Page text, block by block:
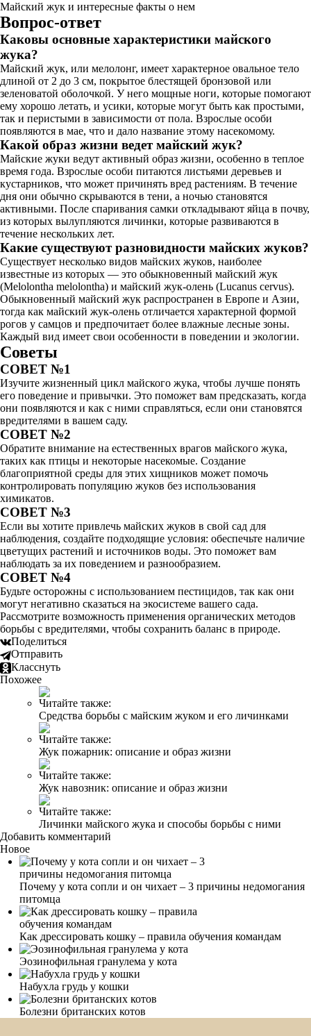
Майский жук и интересные факты о нем
Вопрос-ответ
Каковы основные характеристики майского
жука?
Майский жук, или мелолонг, имеет характерное овальное тело
длиной от 2 до 3 см, покрытое блестящей бронзовой или
зеленоватой оболочкой. У него мощные ноги, которые помогают
ему хорошо летать, и усики, которые могут быть как простыми,
так и перистыми в зависимости от пола. Взрослые особи
появляются в мае, что и дало название этому насекомому.
Какой образ жизни ведет майский жук?
Майские жуки ведут активный образ жизни, особенно в теплое
время года. Взрослые особи питаются листьями деревьев и
кустарников, что может причинять вред растениям. В течение
дня они обычно скрываются в тени, а ночью становятся
активными. После спаривания самки откладывают яйца в почву,
из которых вылупляются личинки, которые развиваются в
течение нескольких лет.
Какие существуют разновидности майских жуков?
Существует несколько видов майских жуков, наиболее
известные из которых — это обыкновенный майский жук
(Melolontha melolontha) и майский жук-олень (Lucanus cervus).
Обыкновенный майский жук распространен в Европе и Азии,
тогда как майский жук-олень отличается характерной формой
рогов у самцов и предпочитает более влажные лесные зоны.
Каждый вид имеет свои особенности в поведении и экологии.
Советы
СОВЕТ №1
Изучите жизненный цикл майского жука, чтобы лучше понять
его поведение и привычки. Это поможет вам предсказать, когда
они появляются и как с ними справляться, если они становятся
вредителями в вашем саду.
СОВЕТ №2
Обратите внимание на естественных врагов майского жука,
таких как птицы и некоторые насекомые. Создание
благоприятной среды для этих хищников может помочь
контролировать популяцию жуков без использования
химикатов.
СОВЕТ №3
Если вы хотите привлечь майских жуков в свой сад для
наблюдения, создайте подходящие условия: обеспечьте наличие
цветущих растений и источников воды. Это поможет вам
наблюдать за их поведением и разнообразием.
СОВЕТ №4
Будьте осторожны с использованием пестицидов, так как они
могут негативно сказаться на экосистеме вашего сада.
Рассмотрите возможность применения органических методов
борьбы с вредителями, чтобы сохранить баланс в природе.
Поделиться
Отправить
Класснуть
Похожее
Читайте также:
Средства борьбы с майским жуком и его личинками
Читайте также:
Жук пожарник: описание и образ жизни
Читайте также:
Жук навозник: описание и образ жизни
Читайте также:
Личинки майского жука и способы борьбы с ними
Добавить комментарий
Новое
Почему у кота сопли и он чихает – 3 причины недомогания
питомца
Как дрессировать кошку – правила обучения командам
Эозинофильная гранулема у кота
Набухла грудь у кошки
Болезни британских котов